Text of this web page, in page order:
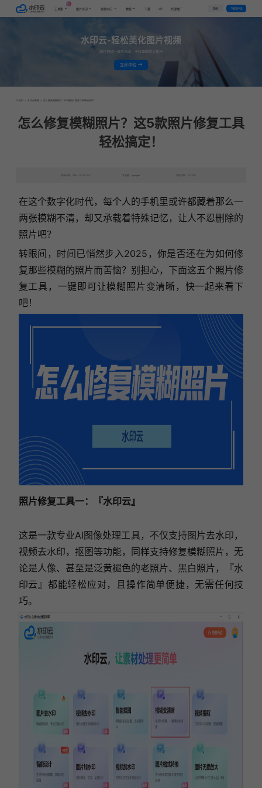
工具集 图片水印 视频水印 教程 下载 VIP 代理推广 登录 下载客户端
水印云-轻松美化图片视频
图片视频一键去水印，手机电脑均可使用
立即体验
首页 > 水印云教程 > 怎么修复模糊照片？这5款照片修复工具轻松搞定！
怎么修复模糊照片？这5款照片修复工具
轻松搞定！
发布日期：2024-10-30 10:47 发表者：qianqian 浏览次数：13133次
在这个数字化时代，每个人的手机里或许都藏着那么一
两张模糊不清，却又承载着特殊记忆，让人不忍删除的
照片吧？
转眼间，时间已悄然步入2025，你是否还在为如何修
复那些模糊的照片而苦恼？别担心，下面这五个照片修
复工具，一键即可让模糊照片变清晰，快一起来看下
吧！
照片修复工具一：『水印云』
这是一款专业AI图像处理工具，不仅支持图片去水印，
视频去水印，抠图等功能，同样支持修复模糊照片， 无
论是人像、甚至是泛黄褪色的老照片、黑白照片，『水
印云』都能轻松应对，
且操作简单便捷，无需任何技
巧。